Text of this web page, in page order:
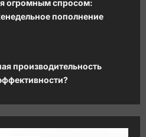
огромным спросом:
пополнение
производительность